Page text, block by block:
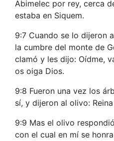
Abimelec por rey, cerca
estaba en Siquem.
9:7 Cuando se lo dijeron
la cumbre del monte de
clamó y les dijo: Oídme,
os oiga Dios.
9:8 Fueron una vez los
sí, y dijeron al olivo:
9:9 Mas el olivo
con el cual en mí se